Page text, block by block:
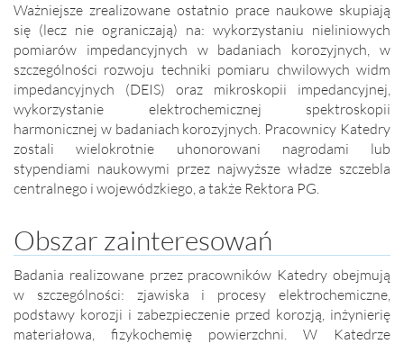
Ważniejsze zrealizowane ostatnio prace naukowe skupiają
się (lecz nie ograniczają) na: wykorzystaniu nieliniowych
pomiarów impedancyjnych w badaniach korozyjnych, w
szczególności rozwoju techniki pomiaru chwilowych widm
impedancyjnych (DEIS) oraz mikroskopii impedancyjnej,
wykorzystanie elektrochemicznej spektroskopii
harmonicznej w badaniach korozyjnych. Pracownicy Katedry
zostali wielokrotnie uhonorowani nagrodami lub
stypendiami naukowymi przez najwyższe władze szczebla
centralnego i wojewódzkiego, a także Rektora PG.
Obszar zainteresowań
Badania realizowane przez pracowników Katedry obejmują
w szczególności: zjawiska i procesy elektrochemiczne,
podstawy korozji i zabezpieczenie przed korozją, inżynierię
materiałowa, fizykochemię powierzchni. W Katedrze